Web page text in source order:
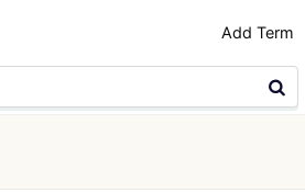
Add Term